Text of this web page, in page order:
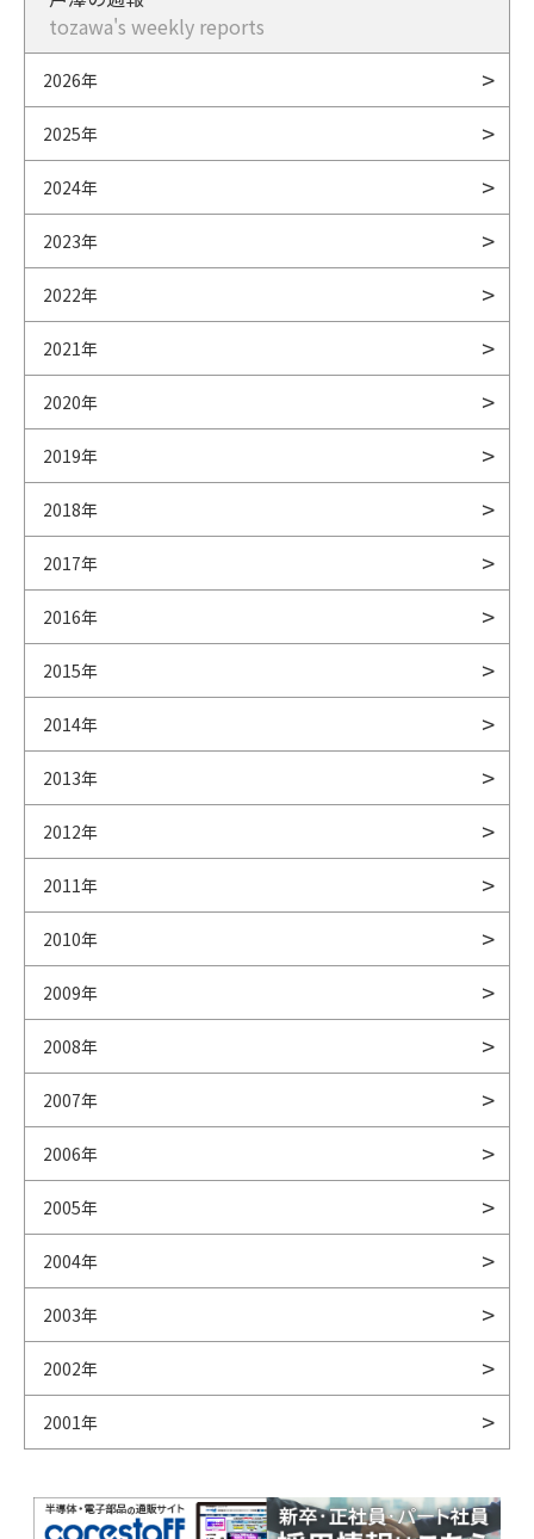
tozawa's weekly reports
2026年
2025年
2024年
2023年
2022年
2021年
2020年
2019年
2018年
2017年
2016年
2015年
2014年
2013年
2012年
2011年
2010年
2009年
2008年
2007年
2006年
2005年
2004年
2003年
2002年
2001年